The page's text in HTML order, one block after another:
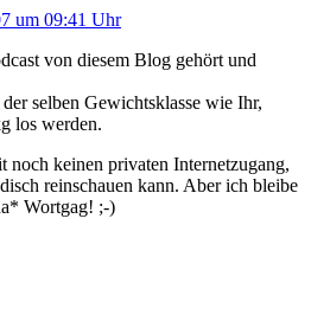
um 09:41 Uhr
von diesem Blog gehört und
selben Gewichtsklasse wie Ihr,
los werden.
noch keinen privaten Internetzugang,
reinschauen kann. Aber ich bleibe
Wortgag! ;-)